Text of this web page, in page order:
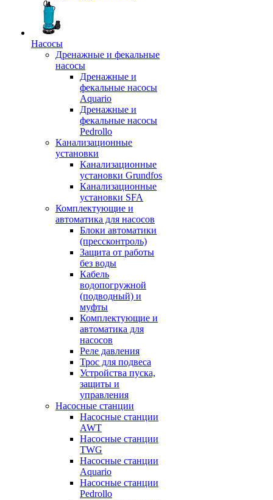
Насосы
Дренажные и фекальные
насосы
Дренажные и
фекальные насосы
Aquario
Дренажные и
фекальные насосы
Pedrollo
Канализационные
установки
Канализационные
установки Grundfos
Канализационные
установки SFA
Комплектующие и
автоматика для насосов
Блоки автоматики
(прессконтроль)
Защита от работы
без воды
Кабель
водопогружной
(подводный) и
муфты
Комплектующие и
автоматика для
насосов
Реле давления
Трос для подвеса
Устройства пуска,
защиты и
управления
Насосные станции
Насосные станции
AWT
Насосные станции
TWG
Насосные станции
Aquario
Насосные станции
Pedrollo